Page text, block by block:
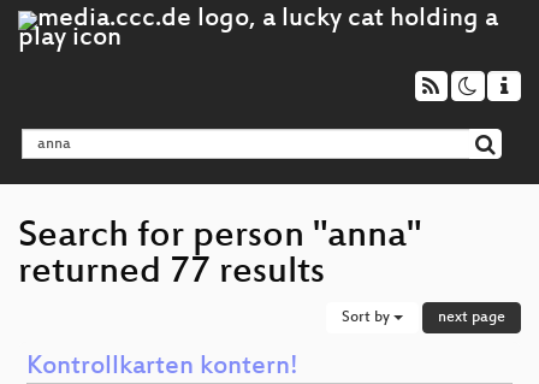
Search for person "anna"
returned 77 results
Sort by next page
Kontrollkarten kontern!